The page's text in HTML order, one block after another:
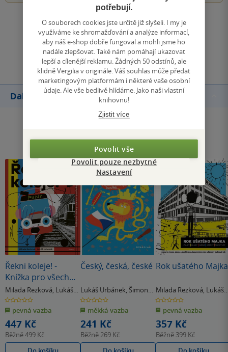
Zobrazit všechna hodnocení
Přidat hodnocení
Další knihy autora
Řekni koleje! -
Knížka pro všechny
dopravní
prostředky světa
Milada Rezková, Lukáš
Urbánek
0.0
z
5
hvězdiček
pevná vazba
447 Kč
Běžně499 Kč
Český, česká, české
Lukáš Urbánek, Šimon
Tatíček
0.0
z
5
hvězdiček
měkká vazba
241 Kč
Běžně269 Kč
Rok ušatého Majka
Milada Rezková, Lukáš
Urbánek
0.0
z
5
hvězdiček
pevná vazba
357 Kč
Běžně 399 Kč
potřebují.
O souborech cookies jste určitě již slyšeli. I my je
využíváme ke shromažďování a analýze informací,
aby náš e-shop dobře fungoval a mohli jsme ho
nadále zlepšovat. Také nám pomáhají ukazovat
lepší a cílenější reklamu. Žádných 50 odstínů, ale
klidně Vergilia v originále. Váš souhlas může předat
marketingovým platformám i některé vaše osobní
údaje. Ale vše bedlivě hlídáme. Jako naši vlastní
knihovnu!
Zjistit více
Povolit vše
Povolit pouze nezbytné
Nastavení